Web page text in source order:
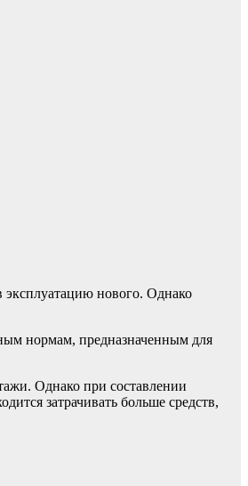
эксплуатацию нового. Однако
нормам, предназначенным для
Однако при составлении
затрачивать больше средств,